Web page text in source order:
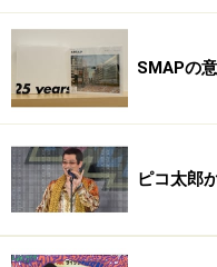
SMAPの
ピコ太郎